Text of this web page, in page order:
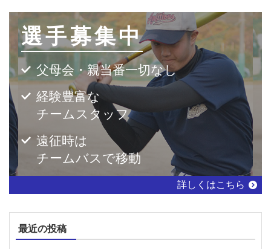
選手募集中
父母会・親当番一切なし
経験豊富な
チームスタッフ
遠征時は
チームバスで移動
詳しくはこちら
最近の投稿